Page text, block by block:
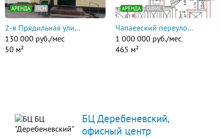
АРЕНДА ПСН
2-я Прядильная ули...
130 000 руб./мес
50 м²
АРЕНДА ОФИС
Чапаевский переуло...
1 000 000 руб./мес
465 м²
БЦ Деребеневский,
офисный центр